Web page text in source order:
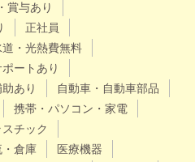
賞与あり
正社員
道・光熱費無料
ートあり
あり
自動車・自動車部品
携帯・パソコン・家電
チック
・倉庫
医療機器